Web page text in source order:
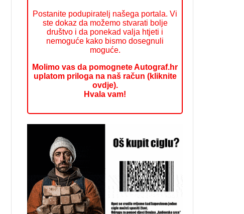
Postanite podupiratelj našega portala. Vi
ste dokaz da možemo stvarati bolje
društvo i da ponekad valja htjeti i
nemoguće kako bismo dosegnuli
moguće.
Molimo vas da pomognete Autograf.hr
uplatom priloga na naš račun (kliknite
ovdje).
Hvala vam!